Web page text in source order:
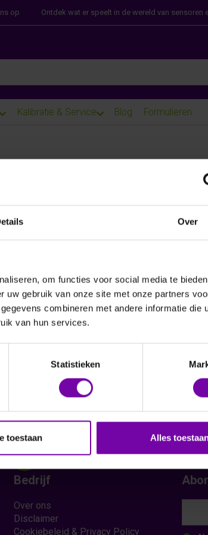
Over
om functies voor social media te
uw gebruik van onze site met onze partners
combineren met andere informatie die
van hun services.
Statistieken
toestaan Alles
op Ontdek wat er speelt in de wereld van sensoren
Kalibratie & Service Blog Formulieren
offerte aan
Bedrijf
Over ons
Disclaimer
Cookiebeleid & Privacy Policy